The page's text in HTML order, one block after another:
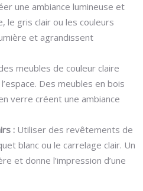
une ambiance lumineuse et
le gris clair ou les couleurs
et agrandissent
meubles de couleur claire
Des meubles en bois
verre créent une ambiance
: Utiliser des revêtements de
blanc ou le carrelage clair. Un
et donne l’impression d’une